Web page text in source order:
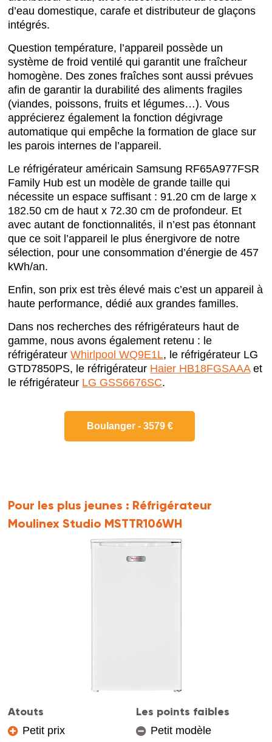
d’eau domestique, carafe et distributeur de glaçons
intégrés.
Question température, l’appareil possède un
système de froid ventilé qui garantit une fraîcheur
homogène. Des zones fraîches sont aussi prévues
afin de garantir la durabilité des aliments fragiles
(viandes, poissons, fruits et légumes…). Vous
apprécierez également la fonction dégivrage
automatique qui empêche la formation de glace sur
les parois internes de l’appareil.
Le réfrigérateur américain Samsung RF65A977FSR
Family Hub est un modèle de grande taille qui
nécessite un espace suffisant : 91.20 cm de large x
182.50 cm de haut x 72.30 cm de profondeur. Et
avec autant de fonctionnalités, il n’est pas étonnant
que ce soit l’appareil le plus énergivore de notre
sélection, pour une consommation d’énergie de 457
kWh/an.
Enfin, son prix est très élevé mais c’est un appareil à
haute performance, dédié aux grandes familles.
Dans nos recherches des réfrigérateurs haut de
gamme, nous avons également retenu : le
réfrigérateurWhirlpool WQ9E1L, le réfrigérateur LG
GTD7850PS, le réfrigérateur Haier HB18FGSAAAet
le réfrigérateur LG GSS6676SC.
Boulanger - 3579 €
Pour les plus jeunes : Réfrigérateur
Moulinex Studio MSTTR106WH
Atouts
Petit prix
Les points faibles
Petit modèle